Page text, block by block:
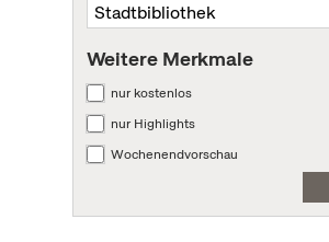
Weitere Merkmale
nur kostenlos
nur Highlights
Wochenendvorschau